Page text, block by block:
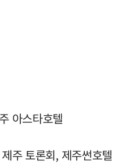
아스타호텔
주 토론회, 제주썬호텔